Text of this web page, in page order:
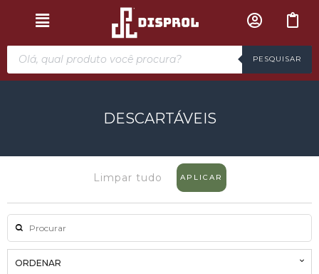
PESQUISAR
DESCARTÁVEIS
Limpar tudo APLICAR
ORDENAR